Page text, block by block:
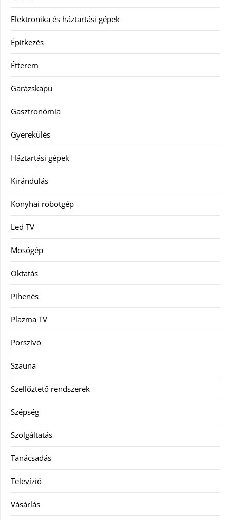
Elektronika és háztartási gépek
Építkezés
Étterem
Garázskapu
Gasztronómia
Gyerekülés
Háztartási gépek
Kirándulás
Konyhai robotgép
Led TV
Mosógép
Oktatás
Pihenés
Plazma TV
Porszívó
Szauna
Szellőztető rendszerek
Szépség
Szolgáltatás
Tanácsadás
Televízió
Vásárlás